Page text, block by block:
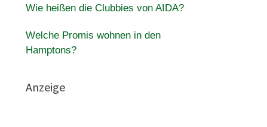
Wie heißen die Clubbies von AIDA?
Welche Promis wohnen in den
Hamptons?
Anzeige